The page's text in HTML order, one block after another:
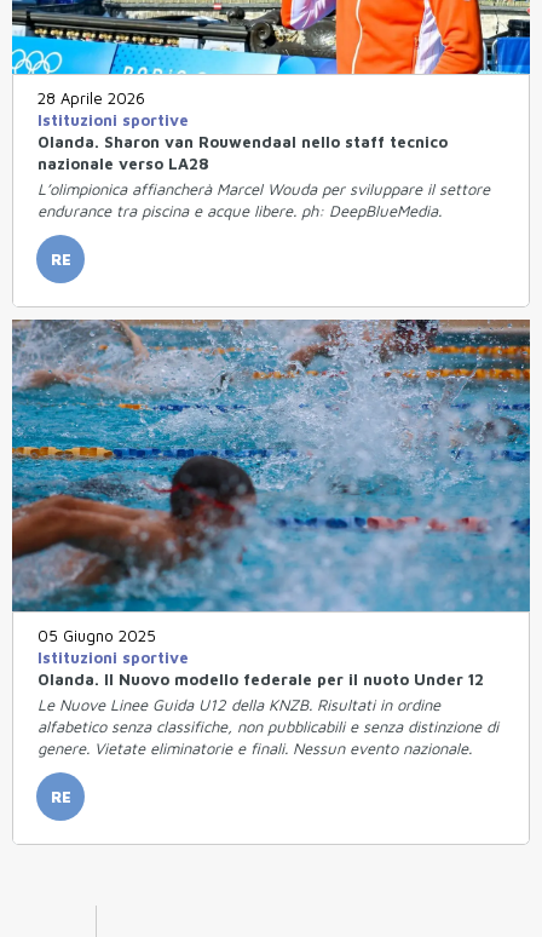
28 Aprile 2026
Istituzioni sportive
Olanda. Sharon van Rouwendaal nello staff tecnico
nazionale verso LA28
L’olimpionica affiancherà Marcel Wouda per sviluppare il settore
endurance tra piscina e acque libere. ph: DeepBlueMedia.
RE
05 Giugno 2025
Istituzioni sportive
Olanda. Il Nuovo modello federale per il nuoto Under 12
Le Nuove Linee Guida U12 della KNZB. Risultati in ordine
alfabetico senza classifiche, non pubblicabili e senza distinzione di
genere. Vietate eliminatorie e finali. Nessun evento nazionale.
RE